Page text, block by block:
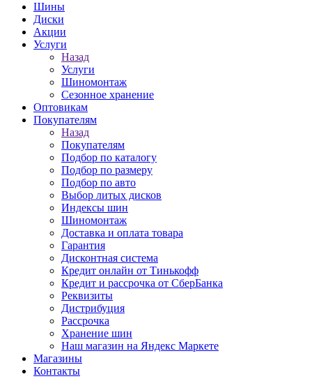
Шины
Диски
Акции
Услуги
Назад
Услуги
Шиномонтаж
Сезонное хранение
Оптовикам
Покупателям
Назад
Покупателям
Подбор по каталогу
Подбор по размеру
Подбор по авто
Выбор литых дисков
Индексы шин
Шиномонтаж
Доставка и оплата товара
Гарантия
Дисконтная система
Кредит онлайн от Тинькофф
Кредит и рассрочка от СберБанка
Реквизиты
Дистрибуция
Рассрочка
Хранение шин
Наш магазин на Яндекс Маркете
Магазины
Контакты